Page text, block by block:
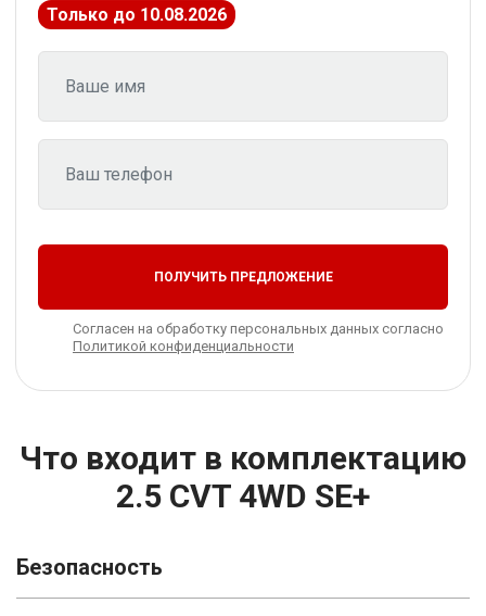
Только до 10.08.2026
ПОЛУЧИТЬ ПРЕДЛОЖЕНИЕ
Согласен на обработку персональных данных согласно
Политикой конфиденциальности
Что входит в комплектацию
2.5 CVT 4WD SE+
Безопасность